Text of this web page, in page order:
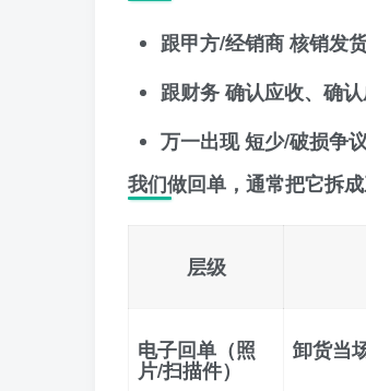
跟甲方/经销商核销发
跟财务确认应收、确
万一出现短少/破损争议
我们做回单，通常把它拆
层级
电子回单（照
片/扫描件）
卸货当